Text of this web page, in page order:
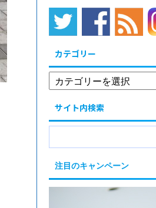
カテゴリー
サイト内検索
注目のキャンペーン